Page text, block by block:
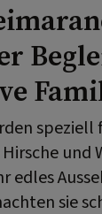
speziell
und
edles
sie